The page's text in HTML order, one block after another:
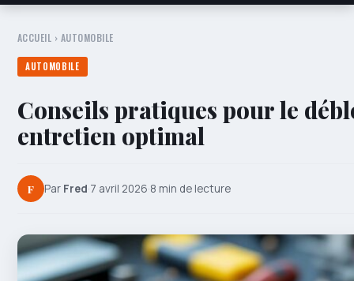
ACCUEIL › AUTOMOBILE
AUTOMOBILE
Conseils pratiques pour le
entretien optimal
F Par Fred·7 avril 2026·8 min de lecture